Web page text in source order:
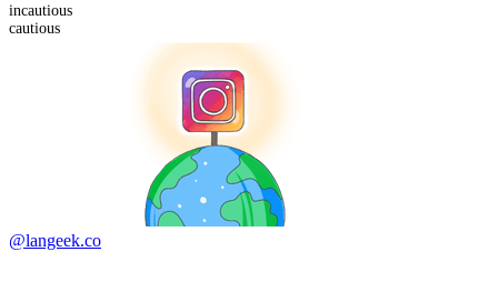
incautious
cautious
@langeek.co